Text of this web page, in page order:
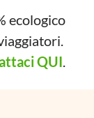
ecologico
QUI.